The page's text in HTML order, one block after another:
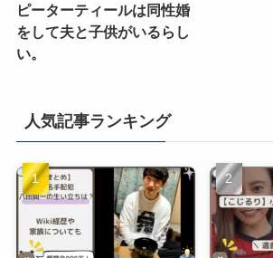
ピーターティールは同性婚
をして夫と子供がいるらし
い。
人気記事ランキング